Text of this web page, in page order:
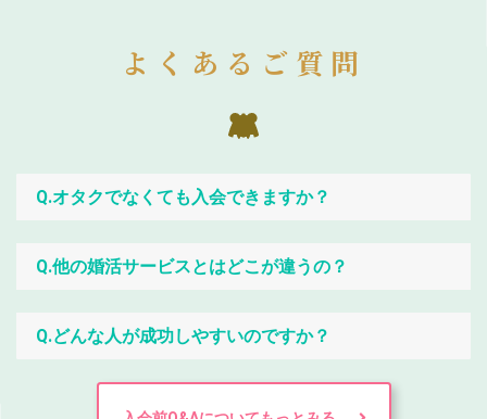
よくあるご質問
Q.オタクでなくても入会できますか？
Q.他の婚活サービスとはどこが違うの？
Q.どんな人が成功しやすいのですか？